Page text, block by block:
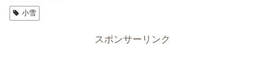
小雪
スポンサーリンク